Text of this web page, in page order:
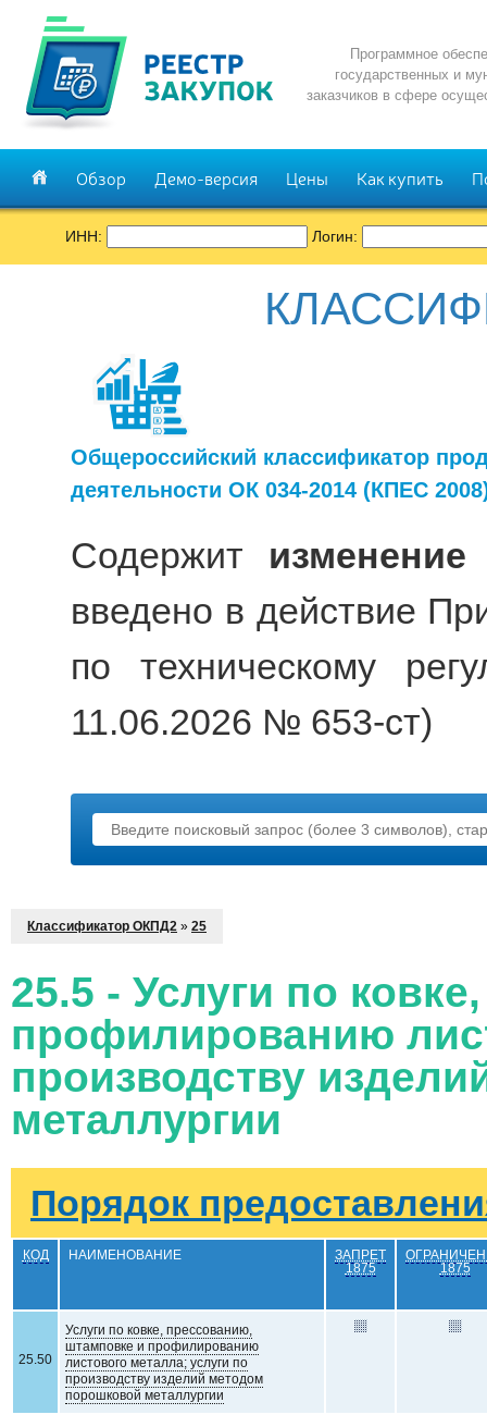
Программное
государственных и
заказчиков в сфере
Обзор Демо-версия Цены Как купить
ИНН: Логин:
Общероссийский классификатор
деятельности ОК 034-2014 (КПЕС
Содержит
введено в действие
по техническому
11.06.2026 № 653-ст)
Классификатор ОКПД2 » 25
25.5 - Услуги по
профилированию
производству
металлургии
Порядок
КОД НАИМЕНОВАНИЕ
ЗАПРЕТ
1875
1875
25.50
Услуги по ковке, прессованию,
штамповке и профилированию
листового металла; услуги по
производству изделий методом
порошковой металлургии